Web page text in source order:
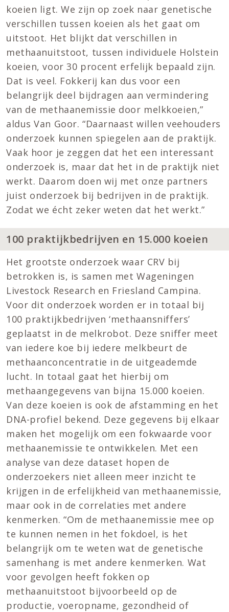
koeien ligt. We zijn op zoek naar genetische
verschillen tussen koeien als het gaat om
uitstoot. Het blijkt dat verschillen in
methaanuitstoot, tussen individuele Holstein
koeien, voor 30 procent erfelijk bepaald zijn.
Dat is veel. Fokkerij kan dus voor een
belangrijk deel bijdragen aan vermindering
van de methaanemissie door melkkoeien,”
aldus Van Goor. “Daarnaast willen veehouders
onderzoek kunnen spiegelen aan de praktijk.
Vaak hoor je zeggen dat het een interessant
onderzoek is, maar dat het in de praktijk niet
werkt. Daarom doen wij met onze partners
juist onderzoek bij bedrijven in de praktijk.
Zodat we écht zeker weten dat het werkt.”
100 praktijkbedrijven en 15.000 koeien
Het grootste onderzoek waar CRV bij
betrokken is, is samen met Wageningen
Livestock Research en Friesland Campina.
Voor dit onderzoek worden er in totaal bij
100 praktijkbedrijven ‘methaansniffers’
geplaatst in de melkrobot. Deze sniffer meet
van iedere koe bij iedere melkbeurt de
methaanconcentratie in de uitgeademde
lucht. In totaal gaat het hierbij om
methaangegevens van bijna 15.000 koeien.
Van deze koeien is ook de afstamming en het
DNA-profiel bekend. Deze gegevens bij elkaar
maken het mogelijk om een fokwaarde voor
methaanemissie te ontwikkelen. Met een
analyse van deze dataset hopen de
onderzoekers niet alleen meer inzicht te
krijgen in de erfelijkheid van methaanemissie,
maar ook in de correlaties met andere
kenmerken. “Om de methaanemissie mee op
te kunnen nemen in het fokdoel, is het
belangrijk om te weten wat de genetische
samenhang is met andere kenmerken. Wat
voor gevolgen heeft fokken op
methaanuitstoot bijvoorbeeld op de
productie, voeropname, gezondheid of